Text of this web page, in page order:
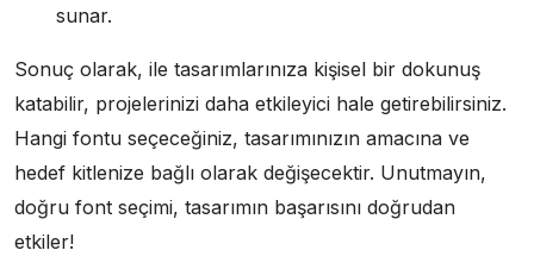
sunar.
Sonuç olarak, ile tasarımlarınıza kişisel bir dokunuş
katabilir, projelerinizi daha etkileyici hale getirebilirsiniz.
Hangi fontu seçeceğiniz, tasarımınızın amacına ve
hedef kitlenize bağlı olarak değişecektir. Unutmayın,
doğru font seçimi, tasarımın başarısını doğrudan
etkiler!